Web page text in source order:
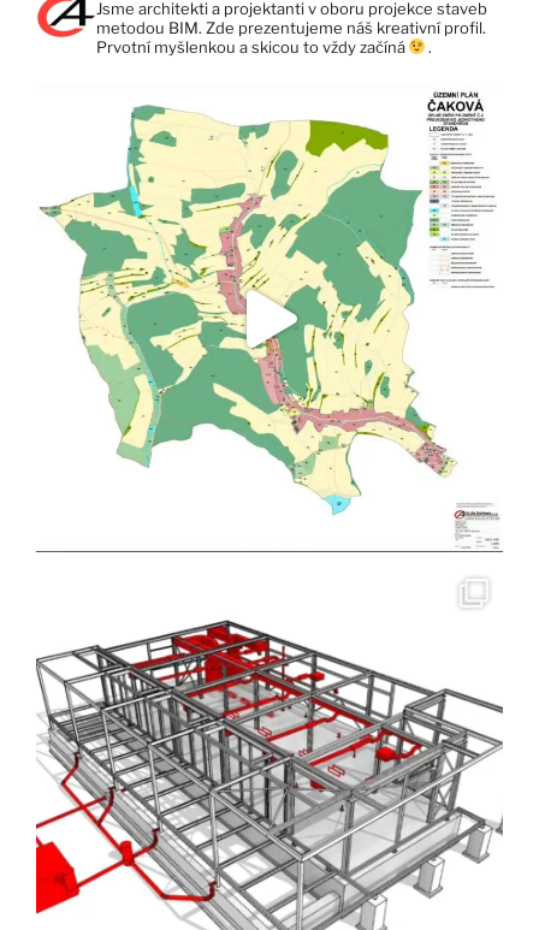
Jsme architekti a projektanti v oboru projekce staveb
metodou BIM. Zde prezentujeme náš kreativní profil.
Prvotní myšlenkou a skicou to vždy začíná
.